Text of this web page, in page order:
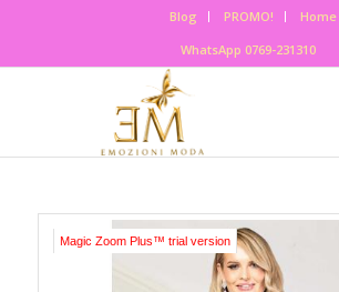
Blog PROMO!
Home
WhatsApp 0769-231310
Magic Zoom Plus™ trial version